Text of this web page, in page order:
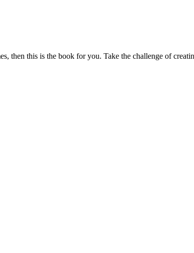
then this is the book for you. Take the challenge of